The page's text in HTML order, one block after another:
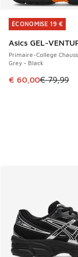
ÉCONOMISE 19 €
Asics GEL-
Primaire-College
Grey - Black
Cet article est en
€ 60,00€ 79,99
ÉCONOMISE 19 €